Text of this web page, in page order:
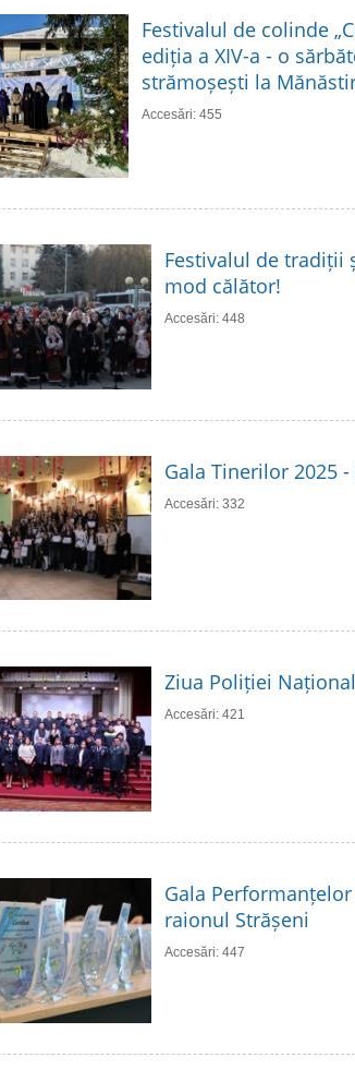
Festivalul de colinde
ediția a XIV-a - o
strămoșești la
Accesări: 455
Festivalul de tradiții
mod călător!
Accesări: 448
Gala Tinerilor 2025
Accesări: 332
Ziua Poliției
Accesări: 421
Gala
raionul Strășeni
Accesări: 447